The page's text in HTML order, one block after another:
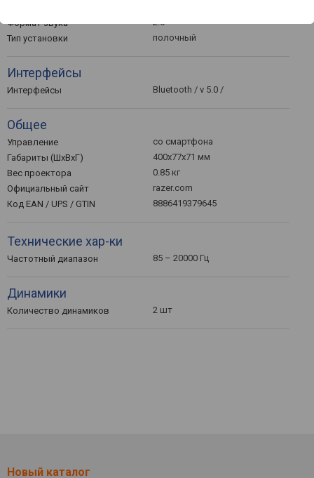
Формат звука
2.0
Тип установки
полочный
Интерфейсы
Интерфейсы Bluetooth / v 5.0 /
Общее
Управление
со смартфона
Габариты (ШхВхГ)
400x77x71 мм
Вес проектора
0.85 кг
Официальный сайт
razer.com
Код EAN / UPS / GTIN
8886419379645
Технические хар-ки
Частотный диапазон 85 – 20000 Гц
Динамики
Количество динамиков 2 шт
Новый каталог